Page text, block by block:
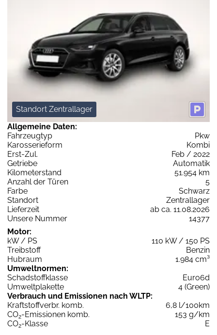
Standort Zentrallager
Allgemeine Daten:
Fahrzeugtyp
Pkw
Karosserieform
Kombi
Erst-Zul.
Feb / 2022
Getriebe
Automatik
Kilometerstand
51.954 km
Anzahl der Türen
5
Farbe
Schwarz
Standort
Zentrallager
Lieferzeit
ab ca. 11.08.2026
Unsere Nummer
14377
Motor:
kW / PS
110 kW / 150 PS
Treibstoff
Benzin
Hubraum
1.984 cm³
Umweltnormen:
Schadstoffklasse
Euro6d
Umweltplakette
4 (Green)
Verbrauch und Emissionen nach WLTP:
Kraftstoffverbr. komb.
6,8 l/100km
CO2-Emissionen komb.
153 g/km
CO2-Klasse
E